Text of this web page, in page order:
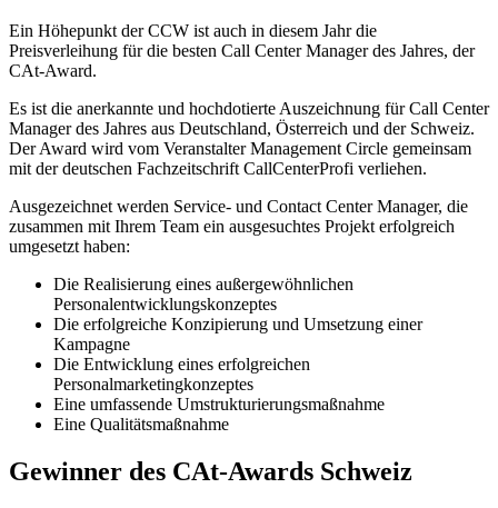
Ein Höhepunkt der CCW ist auch in diesem Jahr die
Preisverleihung für die besten Call Center Manager des Jahres, der
CAt-Award.
Es ist die anerkannte und hochdotierte Auszeichnung für Call Center
Manager des Jahres aus Deutschland, Österreich und der Schweiz.
Der Award wird vom Veranstalter Management Circle gemeinsam
mit der deutschen Fachzeitschrift CallCenterProfi verliehen.
Ausgezeichnet werden Service- und Contact Center Manager, die
zusammen mit Ihrem Team ein ausgesuchtes Projekt erfolgreich
umgesetzt haben:
Die Realisierung eines außergewöhnlichen
Personalentwicklungskonzeptes
Die erfolgreiche Konzipierung und Umsetzung einer
Kampagne
Die Entwicklung eines erfolgreichen
Personalmarketingkonzeptes
Eine umfassende Umstrukturierungsmaßnahme
Eine Qualitätsmaßnahme
Gewinner des CAt-Awards Schweiz